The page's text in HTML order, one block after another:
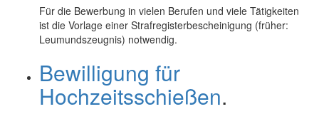
Für die Bewerbung in vielen Berufen und viele Tätigkeiten
ist die Vorlage einer Strafregisterbescheinigung (früher:
Leumundszeugnis) notwendig.
Bewilligung für
Hochzeitsschießen.